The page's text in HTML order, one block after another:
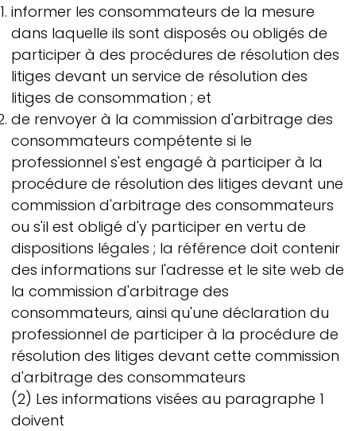
informer les consommateurs de la mesure
dans laquelle ils sont disposés ou obligés de
participer à des procédures de résolution des
litiges devant un service de résolution des
litiges de consommation ; et
de renvoyer à la commission d'arbitrage des
consommateurs compétente si le
professionnel s'est engagé à participer à la
procédure de résolution des litiges devant une
commission d'arbitrage des consommateurs
ou s'il est obligé d'y participer en vertu de
dispositions légales ; la référence doit contenir
des informations sur l'adresse et le site web de
la commission d'arbitrage des
consommateurs, ainsi qu'une déclaration du
professionnel de participer à la procédure de
résolution des litiges devant cette commission
d'arbitrage des consommateurs
(2) Les informations visées au paragraphe 1
doivent